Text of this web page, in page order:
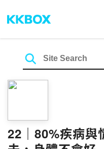
22｜80%疾病與